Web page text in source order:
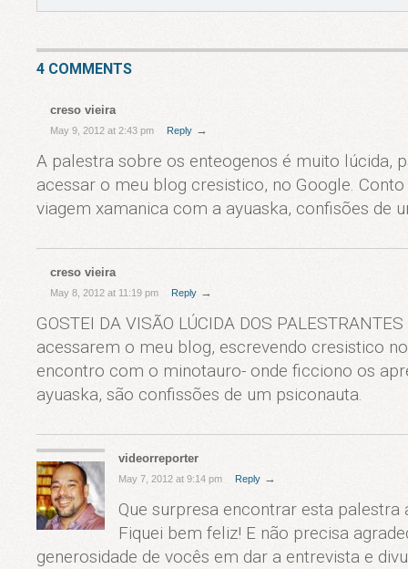
4 COMMENTS
creso vieira
May 9, 2012 at 2:43 pm Reply →
A palestra sobre os enteogenos é muito lúcida,
acessar o meu blog cresistico, no Google.
viagem xamanica com a ayuaska, confisões de
creso vieira
May 8, 2012 at 11:19 pm Reply →
GOSTEI DA VISÃO LÚCIDA DOS
acessarem o meu blog, escrevendo cresistico
encontro com o minotauro- onde ficciono os
ayuaska, são confissões de um psiconauta.
videorreporter
May 7, 2012 at 9:14 pm Reply →
Que surpresa encontrar esta palestra
Fiquei bem feliz! E não precisa
generosidade de vocês em dar a entrevista e